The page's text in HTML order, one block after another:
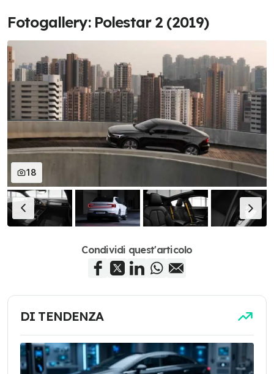
Fotogallery: Polestar 2 (2019)
18
Condividi quest'articolo
DI TENDENZA